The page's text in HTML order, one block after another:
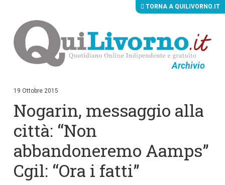
Archivio
i
i
n
e
n
u
t
TORNA A QUILIVORNO.IT
19 Ottobre 2015
Nogarin, messaggio alla
città: “Non
abbandoneremo Aamps”
Cgil: “Ora i fatti”